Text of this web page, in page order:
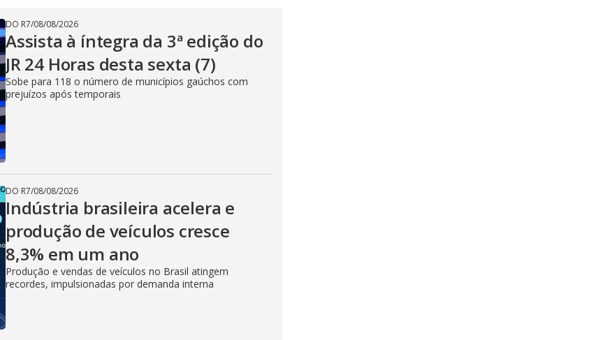
DO R7/08/08/2026
Assista à íntegra da 3ª edição do
JR 24 Horas desta sexta (7)
Sobe para 118 o número de municípios gaúchos com
prejuízos após temporais
DO R7/08/08/2026
Indústria brasileira acelera e
produção de veículos cresce
8,3% em um ano
Produção e vendas de veículos no Brasil atingem
recordes, impulsionadas por demanda interna